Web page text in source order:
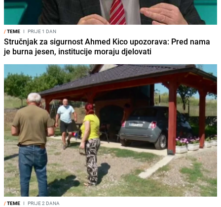
/TEME I PRIJE 1 DAN
Stručnjak za sigurnost Ahmed Kico upozorava: Pred nama
je burna jesen, institucije moraju djelovati
/TEME I PRIJE 2 DANA